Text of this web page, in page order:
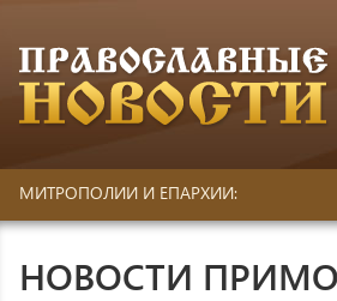
МИТРОПОЛИИ И ЕПАРХИИ:
НОВОСТИ